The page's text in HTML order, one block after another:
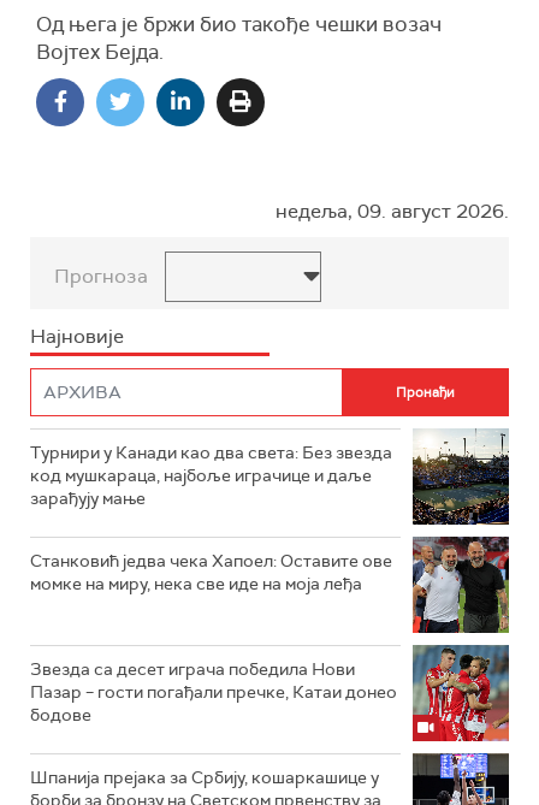
Од њега је бржи био такође чешки возач
Војтех Бејда.
недеља, 09. август 2026.
Прогноза
Најновије
Турнири у Канади као два света: Без звезда
код мушкараца, најбоље играчице и даље
зарађују мање
Станковић једва чека Хапоел: Оставите ове
момке на миру, нека све иде на моја леђа
Звезда са десет играча победила Нови
Пазар – гости погађали пречке, Катаи донео
бодове
Шпанија прејакa за Србију, кошаркашице у
борби за бронзу на Светском првенству за